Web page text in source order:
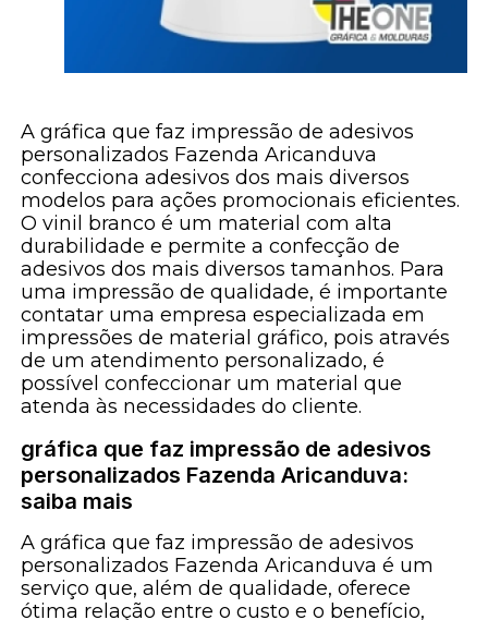
A gráfica que faz impressão de adesivos
personalizados Fazenda Aricanduva
confecciona adesivos dos mais diversos
modelos para ações promocionais eficientes.
O vinil branco é um material com alta
durabilidade e permite a confecção de
adesivos dos mais diversos tamanhos. Para
uma impressão de qualidade, é importante
contatar uma empresa especializada em
impressões de material gráfico, pois através
de um atendimento personalizado, é
possível confeccionar um material que
atenda às necessidades do cliente.
gráfica que faz impressão de adesivos
personalizados Fazenda Aricanduva:
saiba mais
A gráfica que faz impressão de adesivos
personalizados Fazenda Aricanduva é um
serviço que, além de qualidade, oferece
ótima relação entre o custo e o benefício,